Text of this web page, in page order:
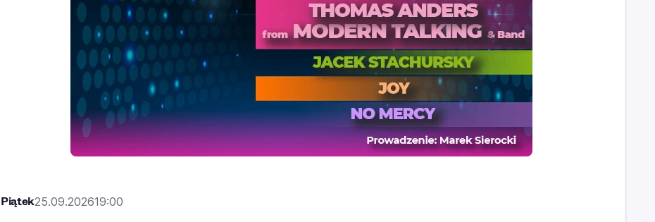
Piątek25.09.202619:00